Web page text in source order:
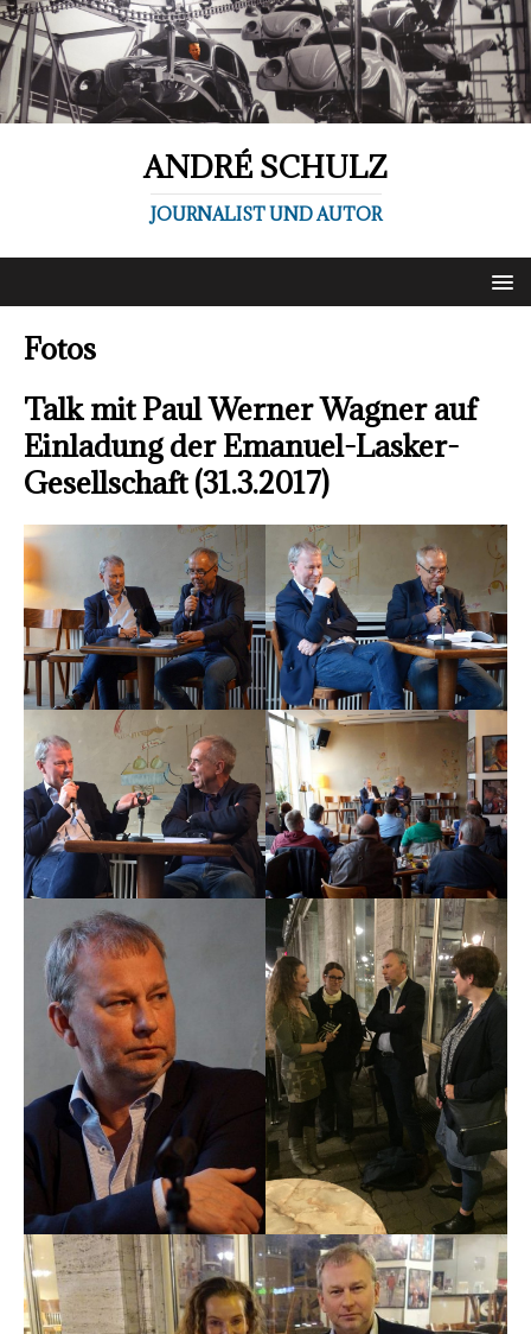
ANDRÉ SCHULZ
JOURNALIST UND AUTOR
Fotos
Talk mit Paul Werner Wagner auf
Einladung der Emanuel-Lasker-
Gesellschaft (31.3.2017)